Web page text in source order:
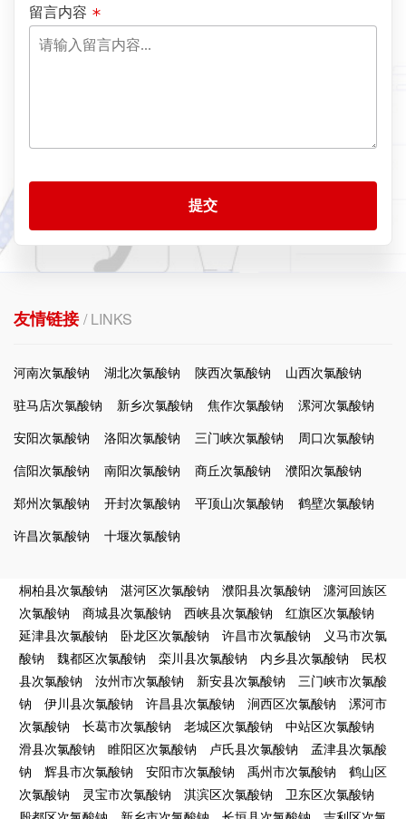
留言内容
提交
友情链接/ LINKS
河南次氯酸钠 湖北次氯酸钠 陕西次氯酸钠
山西次氯酸钠
驻马店次氯酸钠
新乡次氯酸钠 焦作次氯酸钠
漯河次氯酸钠
安阳次氯酸钠
洛阳次氯酸钠 三门峡次氯酸钠
周口次氯酸钠
信阳次氯酸钠
南阳次氯酸钠 商丘次氯酸钠
濮阳次氯酸钠
郑州次氯酸钠
开封次氯酸钠 平顶山次氯酸钠
鹤壁次氯酸钠
许昌次氯酸钠
十堰次氯酸钠
桐柏县次氯酸钠 湛河区次氯酸钠 濮阳县次氯酸钠
瀍河回族区
次氯酸钠
商城县次氯酸钠 西峡县次氯酸钠
红旗区次氯酸钠
延津县次氯酸钠
卧龙区次氯酸钠 许昌市次氯酸钠
义马市次氯
酸钠
魏都区次氯酸钠 栾川县次氯酸钠 内乡县次氯酸钠
民权
县次氯酸钠
汝州市次氯酸钠 新安县次氯酸钠
三门峡市次氯酸
钠
伊川县次氯酸钠 许昌县次氯酸钠 涧西区次氯酸钠
漯河市
次氯酸钠
长葛市次氯酸钠 老城区次氯酸钠
中站区次氯酸钠
滑县次氯酸钠
睢阳区次氯酸钠 卢氏县次氯酸钠
孟津县次氯酸
钠
辉县市次氯酸钠 安阳市次氯酸钠 禹州市次氯酸钠
鹤山区
次氯酸钠
灵宝市次氯酸钠 淇滨区次氯酸钠
卫东区次氯酸钠